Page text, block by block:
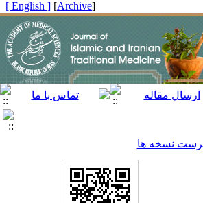
[
Archive
]
[ English ]
نسخه ها